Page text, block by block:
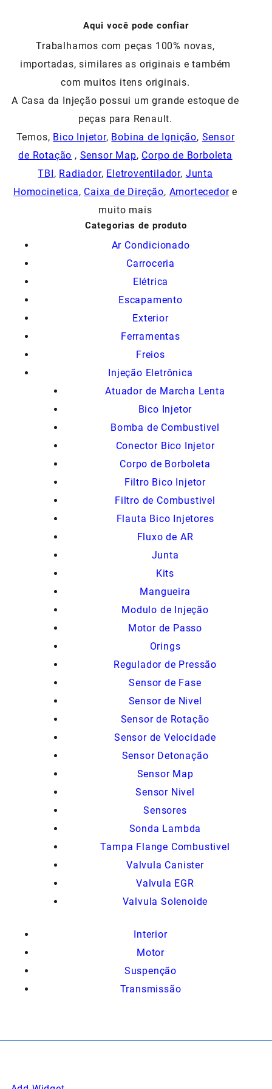
Aqui você pode confiar
Trabalhamos com peças 100% novas,
importadas, similares as originais e também
com muitos itens originais.
A Casa da Injeção possui um grande estoque de
peças para Renault.
Temos, Bico Injetor, Bobina de Ignição, Sensor
de Rotação , Sensor Map, Corpo de Borboleta
TBI, Radiador, Eletroventilador, Junta
Homocinetica, Caixa de Direção, Amortecedore
muito mais
Categorias de produto
Ar Condicionado
Carroceria
Elétrica
Escapamento
Exterior
Ferramentas
Freios
Injeção Eletrônica
Atuador de Marcha Lenta
Bico Injetor
Bomba de Combustivel
Conector Bico Injetor
Corpo de Borboleta
Filtro Bico Injetor
Filtro de Combustivel
Flauta Bico Injetores
Fluxo de AR
Junta
Kits
Mangueira
Modulo de Injeção
Motor de Passo
Orings
Regulador de Pressão
Sensor de Fase
Sensor de Nivel
Sensor de Rotação
Sensor de Velocidade
Sensor Detonação
Sensor Map
Sensor Nivel
Sensores
Sonda Lambda
Tampa Flange Combustivel
Valvula Canister
Valvula EGR
Valvula Solenoide
Interior
Motor
Suspenção
Transmissão